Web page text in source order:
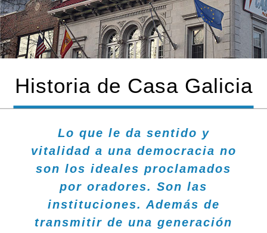
Historia de Casa Galicia
Lo que le da sentido y
vitalidad a una democracia no
son los ideales proclamados
por oradores. Son las
instituciones. Además de
transmitir de una generación